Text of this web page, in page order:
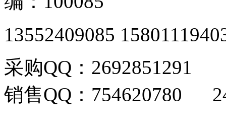
13552409085
采购QQ：2692851291
销售QQ：754620780